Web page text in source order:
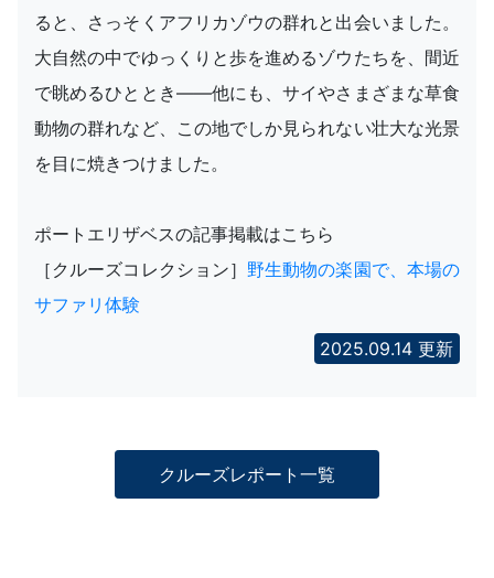
ると、さっそくアフリカゾウの群れと出会いました。
大自然の中でゆっくりと歩を進めるゾウたちを、間近
で眺めるひととき――他にも、サイやさまざまな草食
動物の群れなど、この地でしか見られない壮大な光景
を目に焼きつけました。
ポートエリザベスの記事掲載はこちら
［クルーズコレクション］野生動物の楽園で、本場の
サファリ体験
2025.09.14 更新
クルーズレポート一覧